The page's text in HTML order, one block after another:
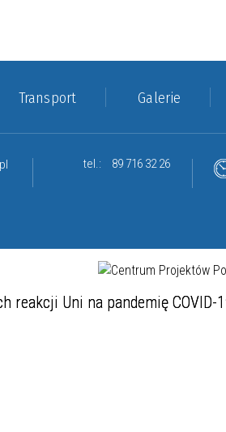
Transport Galerie
tel.: 89 716 32 26
reakcji Uni na pandemię COVID-